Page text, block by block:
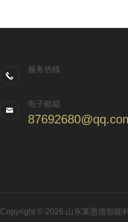
服务热线
电子邮箱
Copyright © 2026 山东莱恩德智能